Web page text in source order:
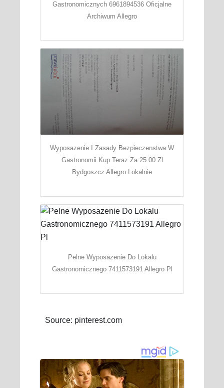
Gastronomicznych 6961894536 Oficjalne
Archiwum Allegro
Wyposazenie I Zasady Bezpieczenstwa W
Gastronomii Kup Teraz Za 25 00 Zl
Bydgoszcz Allegro Lokalnie
Pelne Wyposazenie Do Lokalu
Gastronomicznego 7411573191 Allegro Pl
Source: pinterest.com